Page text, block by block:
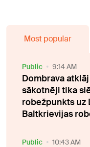
Most popular
Public 9:14 AM
Dombrava
sākotnēji tika
robežpunkts uz
Baltkrievijas
Public 10:43 AM